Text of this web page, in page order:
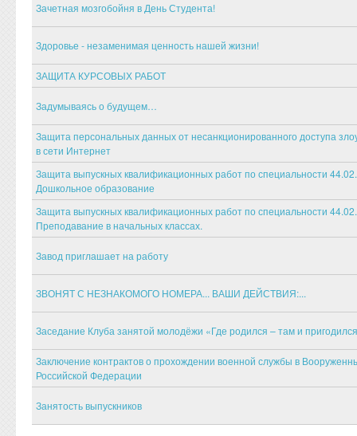
Зачетная мозгобойня в День Студента!
Здоровье - незаменимая ценность нашей жизни!
ЗАЩИТА КУРСОВЫХ РАБОТ
Задумываясь о будущем…
Защита персональных данных от несанкционированного доступа
в сети Интернет
Защита выпускных квалификационных работ по специальности
Дошкольное образование
Защита выпускных квалификационных работ по специальности
Преподавание в начальных классах.
Завод приглашает на работу
ЗВОНЯТ С НЕЗНАКОМОГО НОМЕРА... ВАШИ ДЕЙСТВИЯ:...
Заседание Клуба занятой молодёжи «Где родился – там и
Заключение контрактов о прохождении военной службы в
Российской Федерации
Занятость выпускников